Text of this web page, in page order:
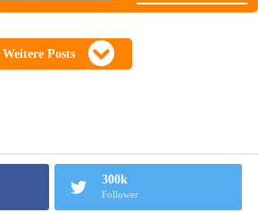
Weitere Posts
300k
Follower